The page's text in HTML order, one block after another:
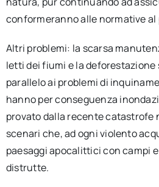
conformeranno alle normative al
Altri problemi: la scarsa
letti dei fiumi e la deforestazione
parallelo ai problemi di
hanno per conseguenza
provato dalla recente catastrofe
scenari che, ad ogni violento
paesaggi apocalittici con campi
distrutte.